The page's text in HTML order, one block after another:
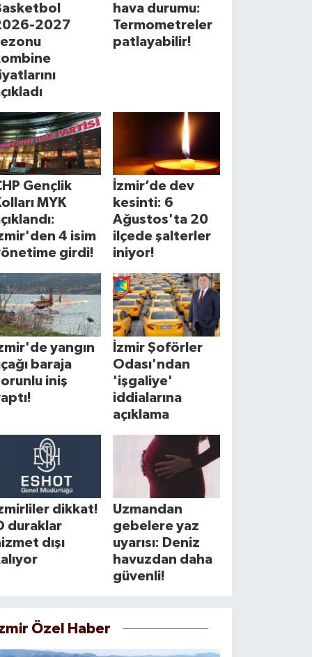
2027
hava durumu:
Termometreler
patlayabilir!
Gençlik
MYK
4 isim
girdi!
İzmir’de dev
kesinti: 6
Ağustos'ta 20
ilçede şalterler
iniyor!
yangın
baraja
iniş
İzmir Şoförler
Odası'ndan
'işgaliye'
iddialarına
açıklama
dikkat!
duraklar
dışı
Uzmandan
gebelere yaz
uyarısı: Deniz
havuzdan daha
güvenli!
Özel Haber